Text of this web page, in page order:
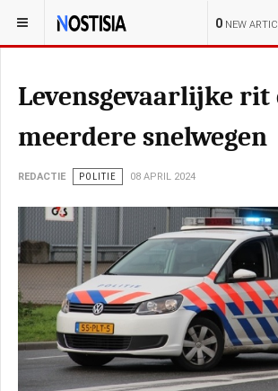
0 NEW
YOU ARE HERE: NEDERLAND POLITIE
Levensgevaarlijke rit
meerdere snelwegen
REDACTIE POLITIE 08 APRIL 2024